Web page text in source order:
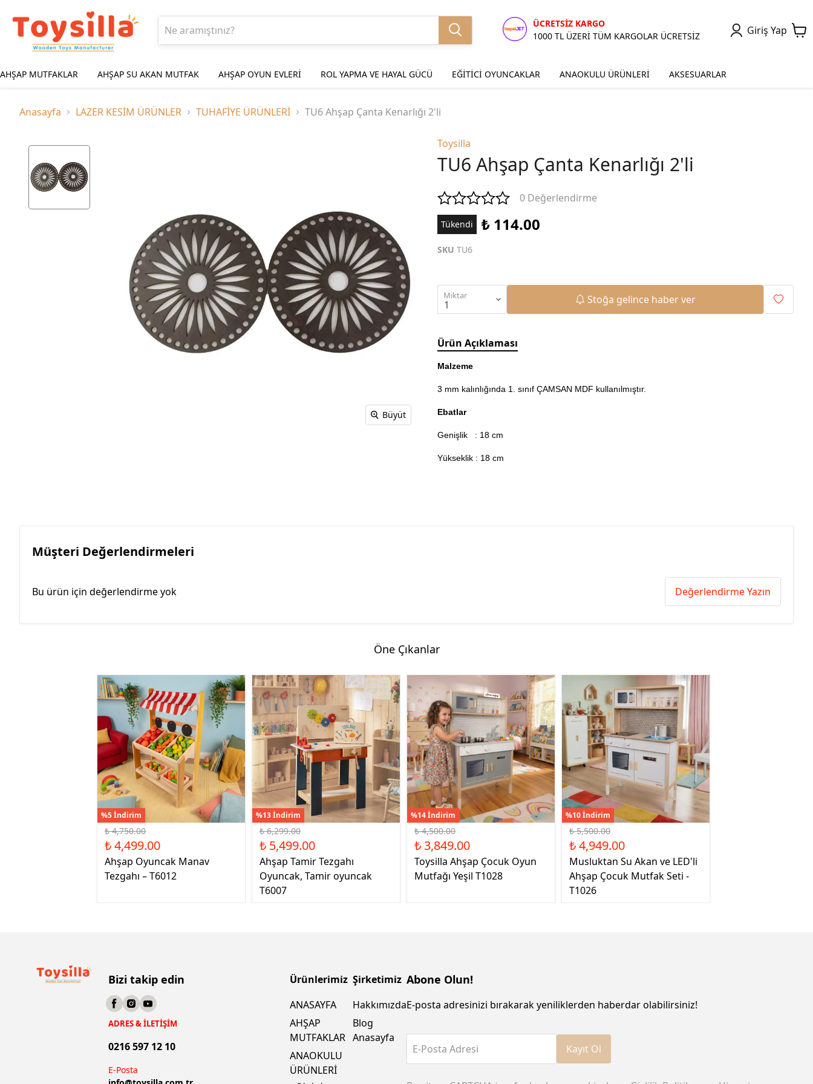
ÜCRETSİZ KARGO
1000 TL ÜZERİ TÜM KARGOLAR ÜCRETSİZ
Giriş Yap
AHŞAP MUTFAKLAR AHŞAP SU AKAN MUTFAK AHŞAP OYUN EVLERİ ROL YAPMA VE HAYAL GÜCÜ EĞİTİCİ OYUNCAKLAR ANAOKULU ÜRÜNLERİ AKSESUARLAR
Anasayfa LAZER KESİM ÜRÜNLER TUHAFİYE ÜRÜNLERİ TU6 Ahşap Çanta Kenarlığı 2'li
Büyüt
Toysilla
TU6 Ahşap Çanta Kenarlığı 2'li
0 Değerlendirme
Tükendi ₺ 114.00
SKU TU6
Miktar Stoğa gelince haber ver
Ürün Açıklaması
Malzeme
3 mm kalınlığında 1. sınıf ÇAMSAN MDF kullanılmıştır.
Ebatlar
Genişlik : 18 cm
Yükseklik : 18 cm
Müşteri Değerlendirmeleri
Bu ürün için değerlendirme yok Değerlendirme Yazın
Öne Çıkanlar
%5 İndirim
₺ 4,750.00
₺ 4,499.00
Ahşap Oyuncak Manav
Tezgahı – T6012
%13 İndirim
₺ 6,299.00
₺ 5,499.00
Ahşap Tamir Tezgahı
Oyuncak, Tamir oyuncak
T6007
%14 İndirim
₺ 4,500.00
₺ 3,849.00
Toysilla Ahşap Çocuk Oyun
Mutfağı Yeşil T1028
%10 İndirim
₺ 5,500.00
₺ 4,949.00
Musluktan Su Akan ve LED'li
Ahşap Çocuk Mutfak Seti -
T1026
Bizi takip edin
ADRES & İLETİŞİM
0216 597 12 10
E-Posta
Ürünlerimiz
ANASAYFA
AHŞAP
MUTFAKLAR
ANAOKULU
ÜRÜNLERİ
Şirketimiz
Hakkımızda
Blog
Anasayfa
Abone Olun!
E-posta adresinizi bırakarak yeniliklerden haberdar olabilirsiniz!
E-Posta Adresi Kayıt Ol